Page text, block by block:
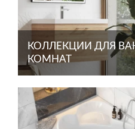
КОЛЛЕКЦИИ ДЛЯ
КОМНАТ